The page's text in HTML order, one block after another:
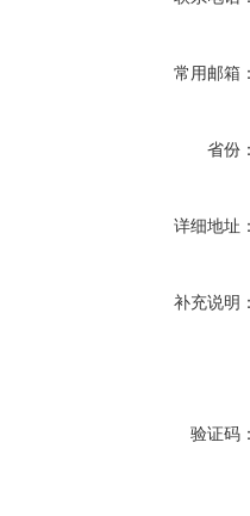
常用邮箱
省份
详细地址
补充说明
验证码